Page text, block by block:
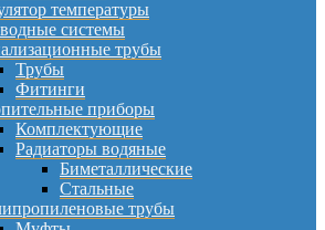
температуры
системы
трубы
Трубы
Фитинги
приборы
Комплектующие
Радиаторы водяные
Биметаллические
Стальные
трубы